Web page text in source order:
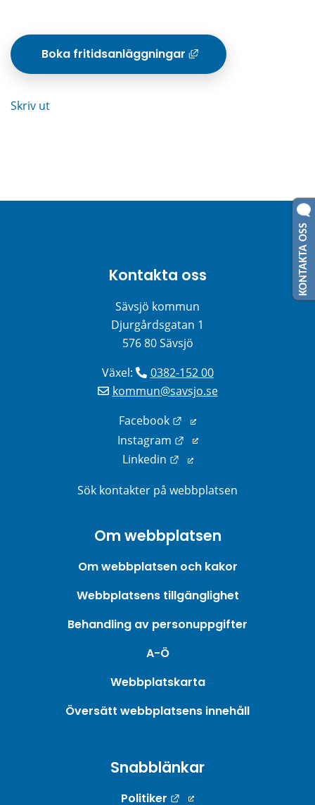
Boka fritidsanläggningar
Skriv ut
Kontakta oss
Sävsjö kommun
Djurgårdsgatan 1
576 80 Sävsjö
Växel:
0382-152 00
kommun@savsjo.se
Facebook
Länk till annan
Instagram
Länk till annan
Linkedin
Länk till annan webbplats.
Sök kontakter på webbplatsen
Om webbplatsen
Om webbplatsen och kakor
Webbplatsens tillgänglighet
Behandling av personuppgifter
A-Ö
Webbplatskarta
Översätt webbplatsens innehåll
Snabblänkar
Politiker Länk till annan
KONTAKTA OSS